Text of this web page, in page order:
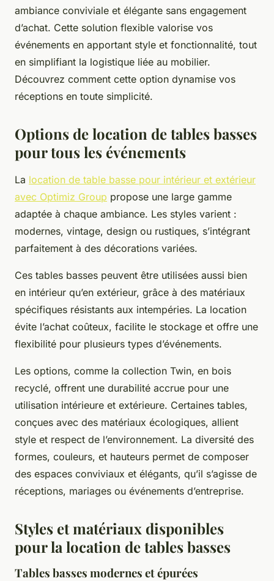
ambiance conviviale et élégante sans engagement
d’achat. Cette solution flexible valorise vos
événements en apportant style et fonctionnalité, tout
en simplifiant la logistique liée au mobilier.
Découvrez comment cette option dynamise vos
réceptions en toute simplicité.
Options de location de tables basses
pour tous les événements
La location de table basse pour intérieur et extérieur
avec Optimiz Group propose une large gamme
adaptée à chaque ambiance. Les styles varient :
modernes, vintage, design ou rustiques, s’intégrant
parfaitement à des décorations variées.
Ces tables basses peuvent être utilisées aussi bien
en intérieur qu’en extérieur, grâce à des matériaux
spécifiques résistants aux intempéries. La location
évite l’achat coûteux, facilite le stockage et offre une
flexibilité pour plusieurs types d’événements.
Les options, comme la collection Twin, en bois
recyclé, offrent une durabilité accrue pour une
utilisation intérieure et extérieure. Certaines tables,
conçues avec des matériaux écologiques, allient
style et respect de l’environnement. La diversité des
formes, couleurs, et hauteurs permet de composer
des espaces conviviaux et élégants, qu’il s’agisse de
réceptions, mariages ou événements d’entreprise.
Styles et matériaux disponibles
pour la location de tables basses
Tables basses modernes et épurées